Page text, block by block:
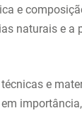
e
naturais e a
e